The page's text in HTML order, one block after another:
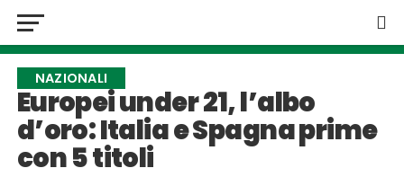
NAZIONALI
Europei under 21, l’albo
d’oro: Italia e Spagna prime
con 5 titoli